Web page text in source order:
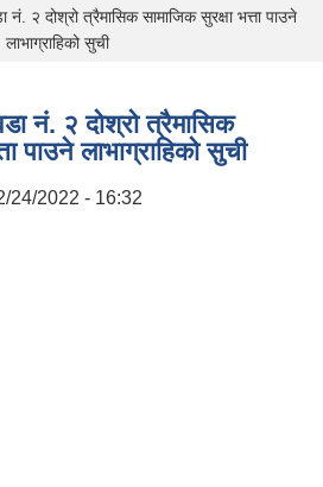
२ दोश्रो त्रैमासिक सामाजिक सुरक्षा भत्ता पाउने
लाभाग्राहिको सुची
नं. २ दोश्रो त्रैमासिक
पाउने लाभाग्राहिको सुची
24/2022 - 16:32